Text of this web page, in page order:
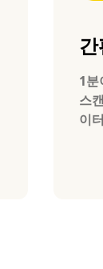
1분
스
이